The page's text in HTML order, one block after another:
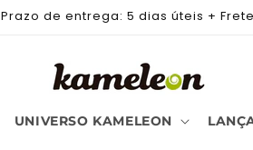
Prazo de entrega: 5 dias úteis + Frete
UNIVERSO KAMELEON